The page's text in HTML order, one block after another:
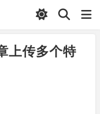
上传多个特